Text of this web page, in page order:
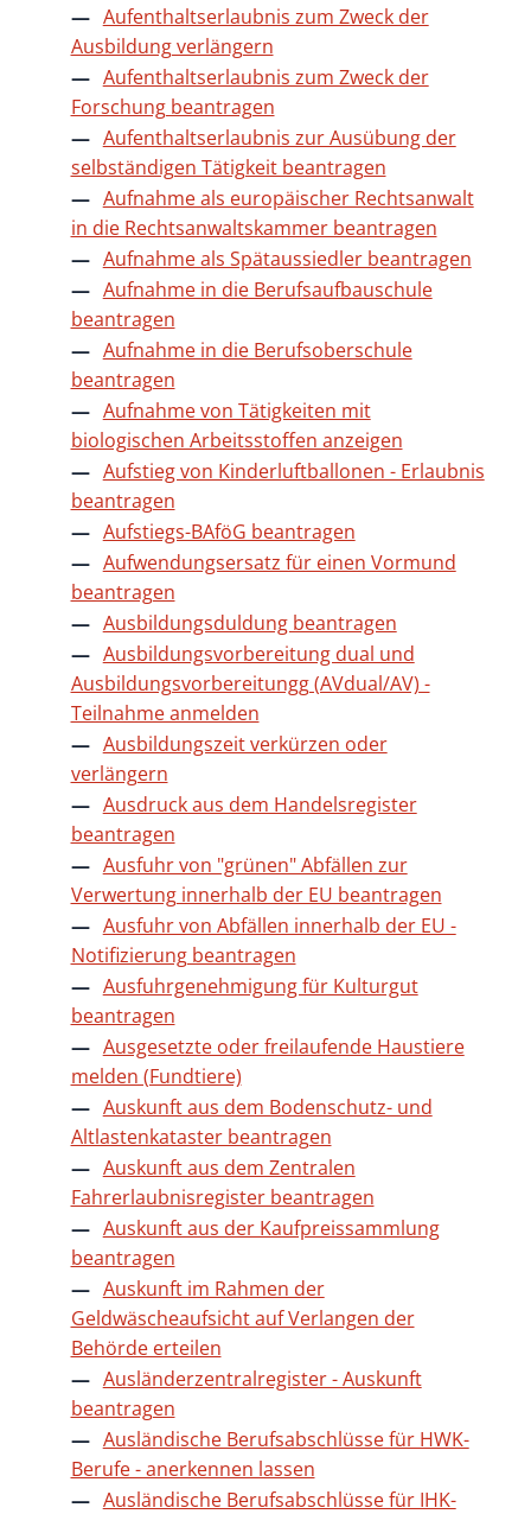
Aufenthaltserlaubnis zum Zweck der
Ausbildung verlängern
Aufenthaltserlaubnis zum Zweck der
Forschung beantragen
Aufenthaltserlaubnis zur Ausübung der
selbständigen Tätigkeit beantragen
Aufnahme als europäischer Rechtsanwalt
in die Rechtsanwaltskammer beantragen
Aufnahme als Spätaussiedler beantragen
Aufnahme in die Berufsaufbauschule
beantragen
Aufnahme in die Berufsoberschule
beantragen
Aufnahme von Tätigkeiten mit
biologischen Arbeitsstoffen anzeigen
Aufstieg von Kinderluftballonen - Erlaubnis
beantragen
Aufstiegs-BAföG beantragen
Aufwendungsersatz für einen Vormund
beantragen
Ausbildungsduldung beantragen
Ausbildungsvorbereitung dual und
Ausbildungsvorbereitungg (AVdual/AV) -
Teilnahme anmelden
Ausbildungszeit verkürzen oder
verlängern
Ausdruck aus dem Handelsregister
beantragen
Ausfuhr von "grünen" Abfällen zur
Verwertung innerhalb der EU beantragen
Ausfuhr von Abfällen innerhalb der EU -
Notifizierung beantragen
Ausfuhrgenehmigung für Kulturgut
beantragen
Ausgesetzte oder freilaufende Haustiere
melden (Fundtiere)
Auskunft aus dem Bodenschutz- und
Altlastenkataster beantragen
Auskunft aus dem Zentralen
Fahrerlaubnisregister beantragen
Auskunft aus der Kaufpreissammlung
beantragen
Auskunft im Rahmen der
Geldwäscheaufsicht auf Verlangen der
Behörde erteilen
Ausländerzentralregister - Auskunft
beantragen
Ausländische Berufsabschlüsse für HWK-
Berufe - anerkennen lassen
Ausländische Berufsabschlüsse für IHK-